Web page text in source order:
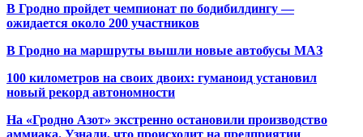
В Гродно пройдет чемпионат по бодибилдингу —
ожидается около 200 участников
В Гродно на маршруты вышли новые автобусы МАЗ
100 километров на своих двоих: гуманоид установил
новый рекорд автономности
На «Гродно Азот» экстренно остановили производство
аммиака. Узнали, что происходит на предприятии